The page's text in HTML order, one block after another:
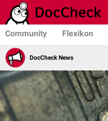
Community Flexikon
DocCheck News